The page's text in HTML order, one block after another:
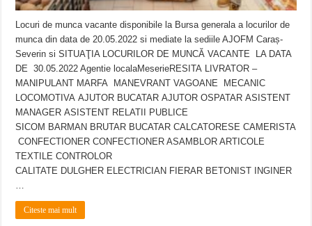
Locuri de munca vacante disponibile la Bursa generala a locurilor de
munca din data de 20.05.2022 si mediate la sediile AJOFM Caraș-
Severin si SITUAŢIA LOCURILOR DE MUNCĂ VACANTE LA DATA
DE 30.05.2022 Agentie localaMeserieRESITA LIVRATOR –
MANIPULANT MARFA MANEVRANT VAGOANE MECANIC
LOCOMOTIVA AJUTOR BUCATAR AJUTOR OSPATAR ASISTENT
MANAGER ASISTENT RELATII PUBLICE
SICOM BARMAN BRUTAR BUCATAR CALCATORESE CAMERISTA
CONFECTIONER CONFECTIONER ASAMBLOR ARTICOLE
TEXTILE CONTROLOR
CALITATE DULGHER ELECTRICIAN FIERAR BETONIST INGINER
…
Citeste mai mult